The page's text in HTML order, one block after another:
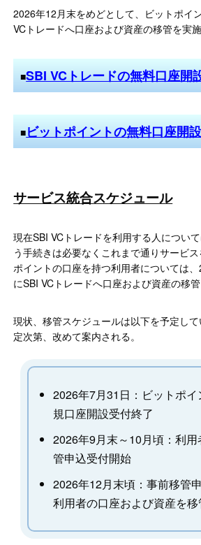
2026年12月末をめどとして、ビットポイ
VCトレードへ口座および資産の移管を実
■SBI VCトレードの無料口座開
■ビットポイントの無料口座開
サービス統合スケジュール
現在SBI VCトレードを利用する人につい
う手続きは必要なくこれまで通りサービ
ポイントの口座を持つ利用者については
にSBI VCトレードへ口座および資産の移管
現状、移管スケジュールは以下を予定し
定次第、改めて案内される。
2026年7月31日：ビットポ
規口座開設受付終了
2026年9月末～10月頃：利
管申込受付開始
2026年12月末頃：事前移管
利用者の口座および資産を移